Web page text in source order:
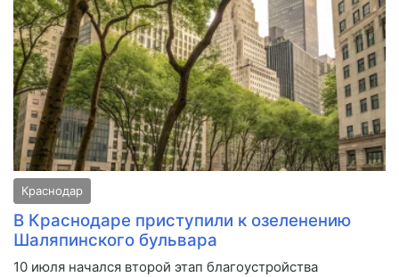
Краснодар
В Краснодаре приступили к озеленению
Шаляпинского бульвара
10 июля начался второй этап благоустройства